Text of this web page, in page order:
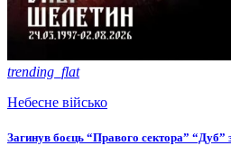
trending_flat
Небесне військо
Загинув боєць “Правого сектора” “Дуб”